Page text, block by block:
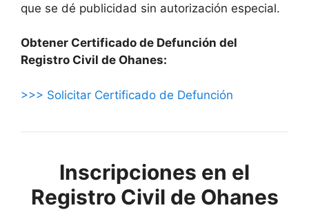
que se dé publicidad sin autorización especial.
Obtener Certificado de Defunción del
Registro Civil de Ohanes:
>>> Solicitar Certificado de Defunción
Inscripciones en el
Registro Civil de Ohanes